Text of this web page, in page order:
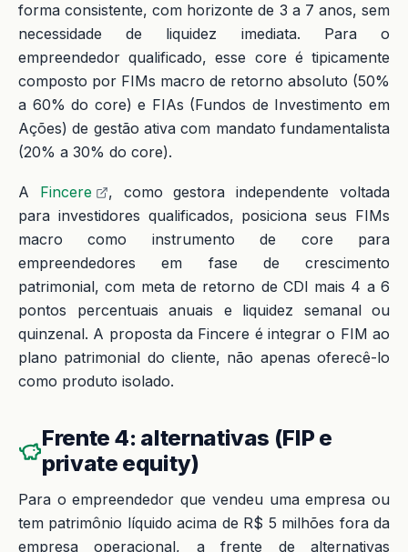
forma consistente, com horizonte de 3 a 7 anos, sem
necessidade de liquidez imediata. Para o
empreendedor qualificado, esse core é tipicamente
composto por FIMs macro de retorno absoluto (50%
a 60% do core) e FIAs (Fundos de Investimento em
Ações) de gestão ativa com mandato fundamentalista
(20% a 30% do core).
A Fincere
, como gestora independente voltada
para investidores qualificados, posiciona seus FIMs
macro como instrumento de core para
empreendedores em fase de crescimento
patrimonial, com meta de retorno de CDI mais 4 a 6
pontos percentuais anuais e liquidez semanal ou
quinzenal. A proposta da Fincere é integrar o FIM ao
plano patrimonial do cliente, não apenas oferecê-lo
como produto isolado.
Frente 4: alternativas (FIP e
private equity)
Para o empreendedor que vendeu uma empresa ou
tem patrimônio líquido acima de R$ 5 milhões fora da
empresa operacional, a frente de alternativas